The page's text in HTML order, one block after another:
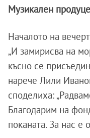
Музикален
Началото на
„И замирисва на
късно се
нарече Лили
споделиха:
Благодарим на
поканата. За нас е